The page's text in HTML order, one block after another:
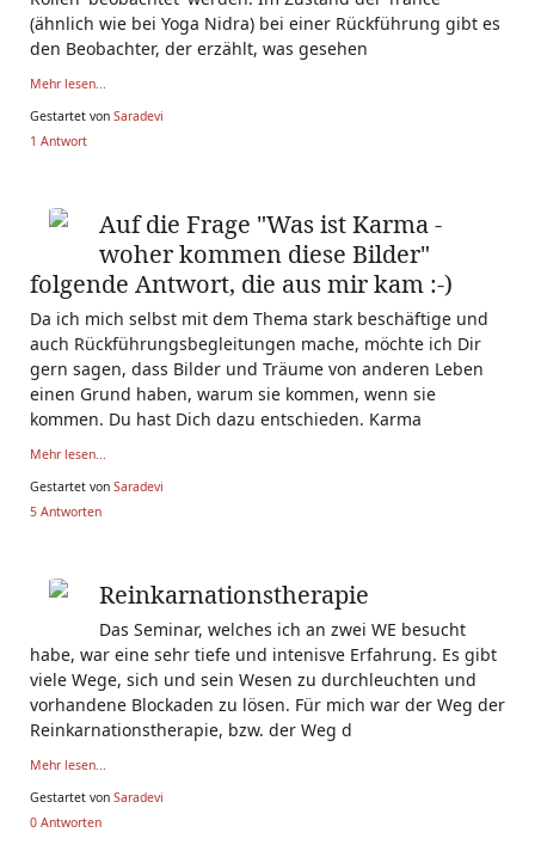
(ähnlich wie bei Yoga Nidra) bei einer Rückführung gibt es
den Beobachter, der erzählt, was gesehen
Mehr lesen...
Gestartet von Saradevi
1 Antwort
Auf die Frage "Was ist Karma -
woher kommen diese Bilder"
folgende Antwort, die aus mir kam :-)
Da ich mich selbst mit dem Thema stark beschäftige und
auch Rückführungsbegleitungen mache, möchte ich Dir
gern sagen, dass Bilder und Träume von anderen Leben
einen Grund haben, warum sie kommen, wenn sie
kommen. Du hast Dich dazu entschieden. Karma
Mehr lesen...
Gestartet von Saradevi
5 Antworten
Reinkarnationstherapie
Das Seminar, welches ich an zwei WE besucht
habe, war eine sehr tiefe und intenisve Erfahrung. Es gibt
viele Wege, sich und sein Wesen zu durchleuchten und
vorhandene Blockaden zu lösen. Für mich war der Weg der
Reinkarnationstherapie, bzw. der Weg d
Mehr lesen...
Gestartet von Saradevi
0 Antworten